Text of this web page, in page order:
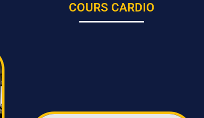
COURS CARDIO